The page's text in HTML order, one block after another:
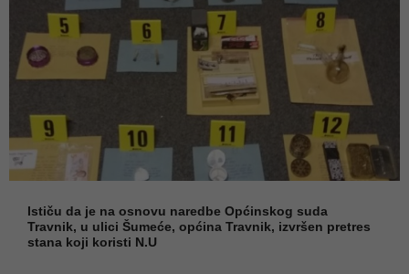
Ističu da je na osnovu naredbe Općinskog suda
Travnik, u ulici Šumeće, općina Travnik, izvršen pretres
stana koji koristi N.U